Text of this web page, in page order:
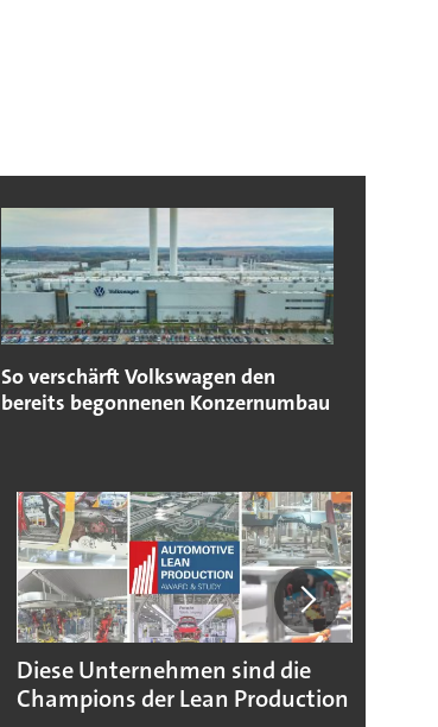
So verschärft Volkswagen den
bereits begonnenen Konzernumbau
Diese Unternehmen sind die
Champions der Lean Production